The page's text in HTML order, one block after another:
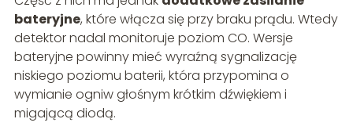
bateryjne, które włącza się przy braku prądu. Wtedy
detektor nadal monitoruje poziom CO. Wersje
bateryjne powinny mieć wyraźną sygnalizację
niskiego poziomu baterii, która przypomina o
wymianie ogniw głośnym krótkim dźwiękiem i
migającą diodą.